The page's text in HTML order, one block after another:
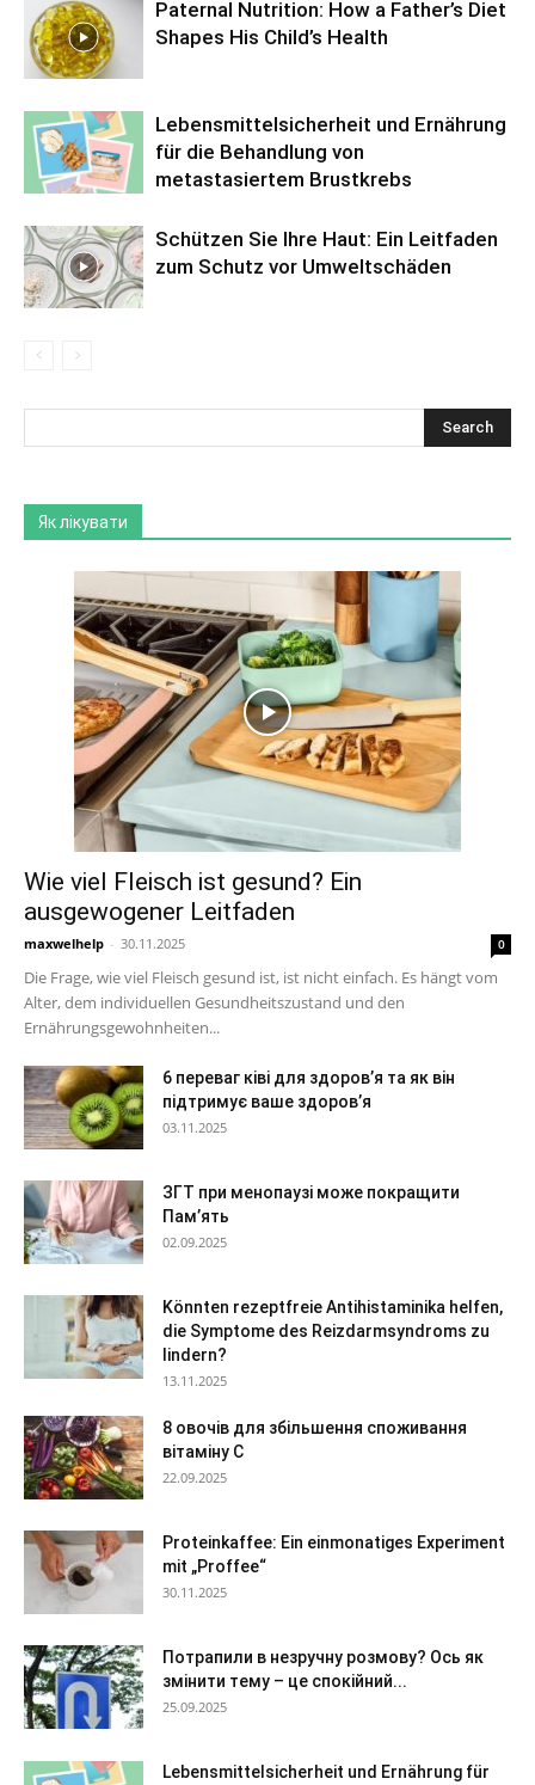
Paternal Nutrition: How a Father’s Diet
Shapes His Child’s Health
Lebensmittelsicherheit und Ernährung
für die Behandlung von
metastasiertem Brustkrebs
Schützen Sie Ihre Haut: Ein Leitfaden
zum Schutz vor Umweltschäden
Як лікувати
Wie viel Fleisch ist gesund? Ein
ausgewogener Leitfaden
maxwelhelp - 30.11.2025 0
Die Frage, wie viel Fleisch gesund ist, ist nicht einfach. Es hängt vom
Alter, dem individuellen Gesundheitszustand und den
Ernährungsgewohnheiten...
6 переваг ківі для здоров’я та як він
підтримує ваше здоров’я
03.11.2025
ЗГТ при менопаузі може покращити
Пам’ять
02.09.2025
Könnten rezeptfreie Antihistaminika helfen,
die Symptome des Reizdarmsyndroms zu
lindern?
13.11.2025
8 овочів для збільшення споживання
вітаміну С
22.09.2025
Proteinkaffee: Ein einmonatiges Experiment
mit „Proffee“
30.11.2025
Потрапили в незручну розмову? Ось як
змінити тему – це спокійний...
25.09.2025
Lebensmittelsicherheit und Ernährung für